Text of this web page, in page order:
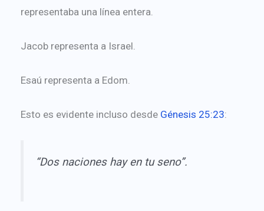
representaba una línea entera.
Jacob representa a Israel.
Esaú representa a Edom.
Esto es evidente incluso desde Génesis 25:23:
“Dos naciones hay en tu seno”.